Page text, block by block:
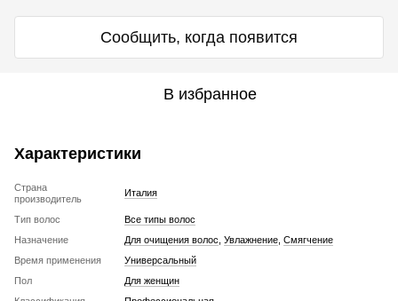
Сообщить, когда появится
В избранное
Характеристики
Страна
производитель
Италия
Тип волос
Все типы волос
Назначение
Для очищения волос Увлажнение Смягчение
Время применения
Универсальный
Пол
Для женщин